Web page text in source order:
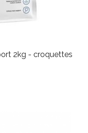
2kg - croquettes